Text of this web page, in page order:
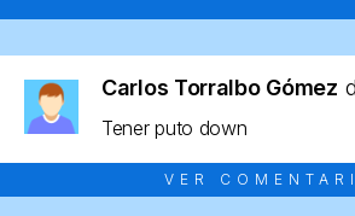
Carlos Torralbo Gómez
Tener puto down
VER